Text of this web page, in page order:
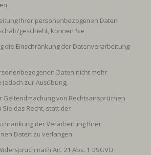
Ihrer personenbezogenen Daten
geschieht, können Sie
die Einschränkung der Datenverarbeitung
Daten nicht mehr
jedoch zur Ausübung,
Geltendmachung von Rechtsansprüchen
das Recht, statt der
der Verarbeitung Ihrer
Daten zu verlangen.
nach Art. 21 Abs. 1 DSGVO